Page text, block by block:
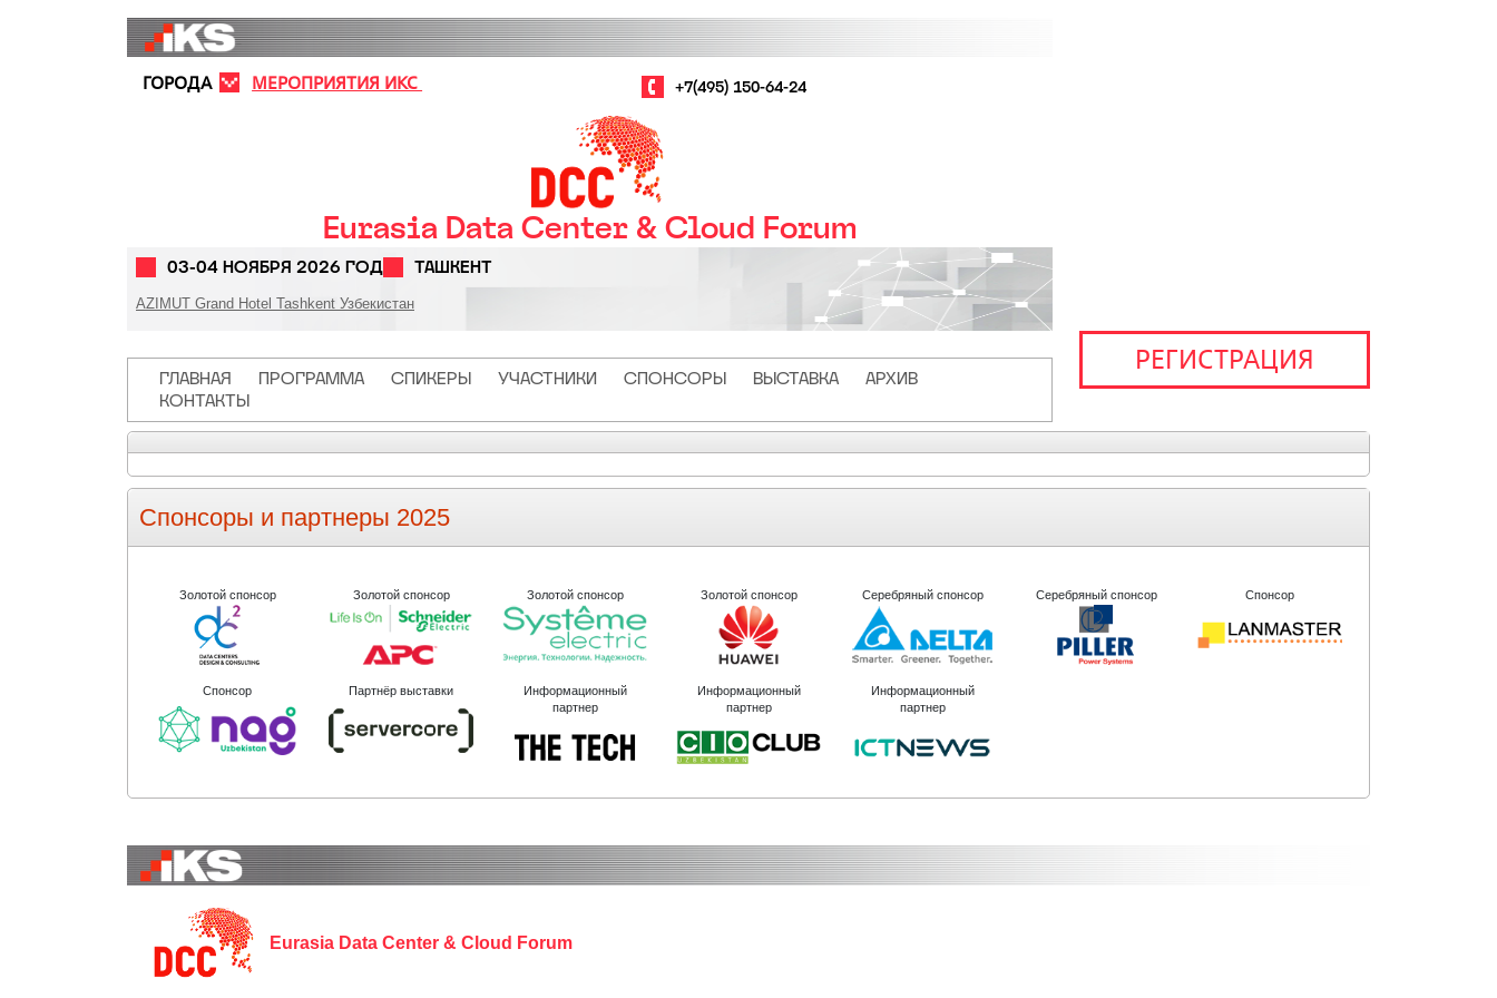
МЕРОПРИЯТИЯ ИКС +7(495) 150-64-24
ГОРОДА
Eurasia Data Center & Cloud Forum
03-04 НОЯБРЯ 2026 ГОД ТАШКЕНТ
AZIMUT Grand Hotel Tashkent Узбекистан
Основная навигация
ГЛАВНАЯ ПРОГРАММА СПИКЕРЫ УЧАСТНИКИ СПОНСОРЫ ВЫСТАВКА
АРХИВ
КОНТАКТЫ
РЕГИСТРАЦИЯ
Спонсоры и партнеры 2025
Золотой спонсор Золотой спонсор Золотой спонсор Золотой спонсор Серебряный спонсор Серебряный спонсор Спонсор
Спонсор Партнёр выставки
Информационный
партнер
Информационный
партнер
Информационный
партнер
Eurasia Data Center & Cloud Forum